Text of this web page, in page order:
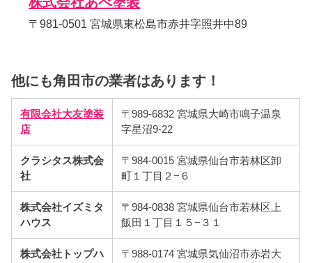
〒981-0501 宮城県東松島市赤井字照井中89
他にも角田市の業者はあります！
有限会社大友塗装
店
〒989-6832 宮城県大崎市鳴子温泉
字星沼9-22
クラシタス株式会
社
〒984-0015 宮城県仙台市若林区卸
町１丁目２−６
株式会社イズミタ
ハウス
〒984-0838 宮城県仙台市若林区上
飯田１丁目１５−３１
株式会社トップハ
〒988-0174 宮城県気仙沼市赤岩大